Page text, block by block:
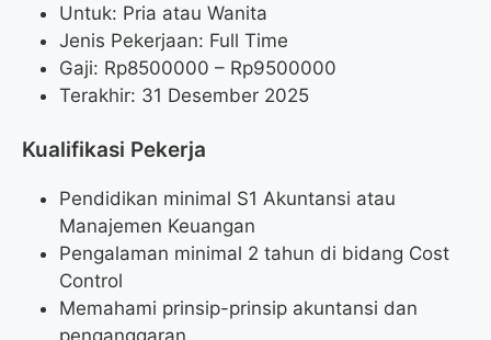
Untuk: Pria atau Wanita
Jenis Pekerjaan: Full Time
Gaji: Rp8500000 – Rp9500000
Terakhir: 31 Desember 2025
Kualifikasi Pekerja
Pendidikan minimal S1 Akuntansi atau
Manajemen Keuangan
Pengalaman minimal 2 tahun di bidang Cost
Control
Memahami prinsip-prinsip akuntansi dan